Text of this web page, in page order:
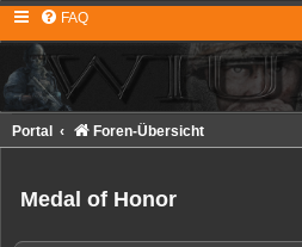
FAQ
Portal Foren-Übersicht
Medal of Honor